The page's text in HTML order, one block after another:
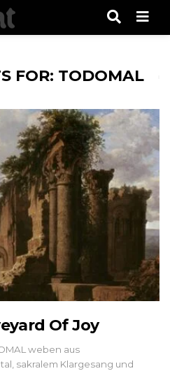
FOR: TODOMAL
Of Joy
weben aus
sakralem Klargesang und